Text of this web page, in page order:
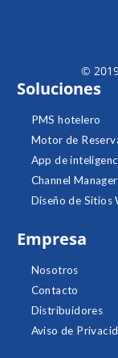
©
Soluciones
PMS hotelero
Motor de
App de
Channel Manager
Diseño de Sitios
Empresa
Nosotros
Contacto
Distribuidores
Aviso de